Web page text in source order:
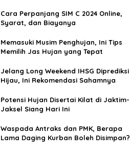
Cara Perpanjang SIM C 2024 Online,
Syarat, dan Biayanya
Memasuki Musim Penghujan, Ini Tips
Memilih Jas Hujan yang Tepat
Jelang Long Weekend IHSG Diprediksi
Hijau, Ini Rekomendasi Sahamnya
Potensi Hujan Disertai Kilat di Jaktim-
Jaksel Siang Hari Ini
Waspada Antraks dan PMK, Berapa
Lama Daging Kurban Boleh Disimpan?